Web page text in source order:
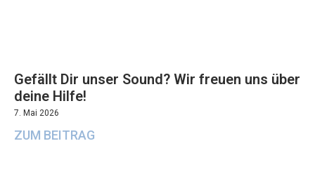
Gefällt Dir unser Sound? Wir freuen uns über
deine Hilfe!
7. Mai 2026
ZUM BEITRAG